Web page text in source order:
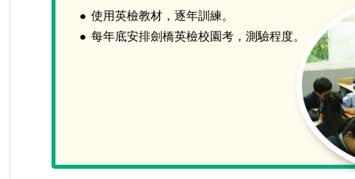
● 使用英檢教材，逐年訓練。
● 每年底安排劍橋英檢校園考，測驗程度。